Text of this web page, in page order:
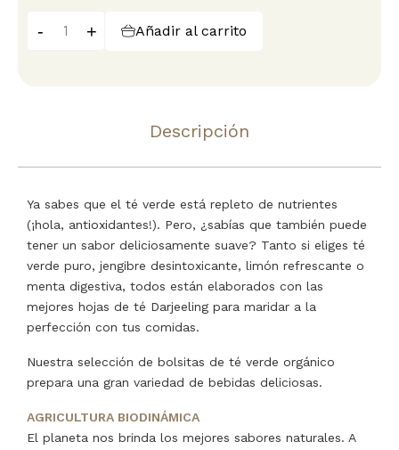
- + Añadir al carrito
Descripción
Ya sabes que el té verde está repleto de nutrientes
(¡hola, antioxidantes!). Pero, ¿sabías que también puede
tener un sabor deliciosamente suave? Tanto si eliges té
verde puro, jengibre desintoxicante, limón refrescante o
menta digestiva, todos están elaborados con las
mejores hojas de té Darjeeling para maridar a la
perfección con tus comidas.
Nuestra selección de bolsitas de té verde orgánico
prepara una gran variedad de bebidas deliciosas.
AGRICULTURA BIODINÁMICA
El planeta nos brinda los mejores sabores naturales. A